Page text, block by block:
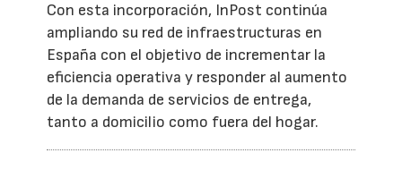
Con esta incorporación, InPost continúa
ampliando su red de infraestructuras en
España con el objetivo de incrementar la
eficiencia operativa y responder al aumento
de la demanda de servicios de entrega,
tanto a domicilio como fuera del hogar.